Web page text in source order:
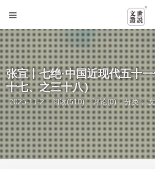
张宣丨七绝·中国近现代五十
十七、之三十八）
2025-11-2 阅读(510) 评论(0) 分类：